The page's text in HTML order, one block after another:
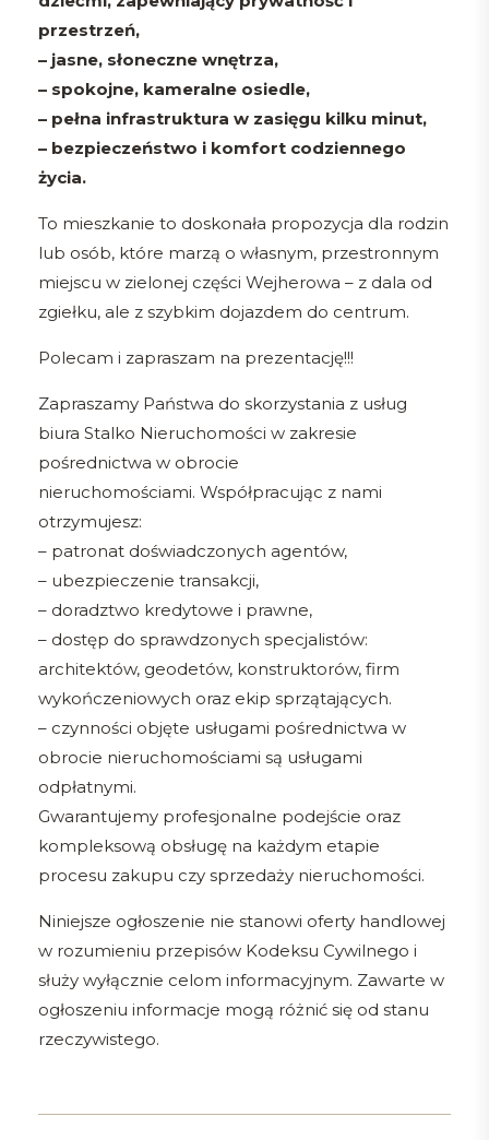
przestrzeń,
– jasne, słoneczne wnętrza,
– spokojne, kameralne osiedle,
– pełna infrastruktura w zasięgu kilku minut,
– bezpieczeństwo i komfort codziennego
życia.
To mieszkanie to doskonała propozycja dla rodzin
lub osób, które marzą o własnym, przestronnym
miejscu w zielonej części Wejherowa – z dala od
zgiełku, ale z szybkim dojazdem do centrum.
Polecam i zapraszam na prezentację!!!
Zapraszamy Państwa do skorzystania z usług
biura Stalko Nieruchomości w zakresie
pośrednictwa w obrocie
nieruchomościami. Współpracując z nami
otrzymujesz:
– patronat doświadczonych agentów,
– ubezpieczenie transakcji,
– doradztwo kredytowe i prawne,
– dostęp do sprawdzonych specjalistów:
architektów, geodetów, konstruktorów, firm
wykończeniowych oraz ekip sprzątających.
– czynności objęte usługami pośrednictwa w
obrocie nieruchomościami są usługami
odpłatnymi.
Gwarantujemy profesjonalne podejście oraz
kompleksową obsługę na każdym etapie
procesu zakupu czy sprzedaży nieruchomości.
Niniejsze ogłoszenie nie stanowi oferty handlowej
w rozumieniu przepisów Kodeksu Cywilnego i
służy wyłącznie celom informacyjnym. Zawarte w
ogłoszeniu informacje mogą różnić się od stanu
rzeczywistego.